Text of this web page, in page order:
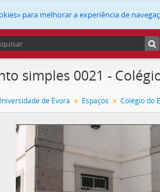
para melhorar a experiência de
simples 0021 -
de Évora Espaços Colégio do